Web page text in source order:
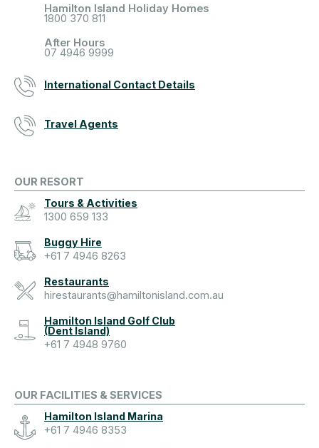
Hamilton Island Holiday Homes
1800 370 811
After Hours
07 4946 9999
International Contact Details
Travel Agents
OUR RESORT
Tours & Activities
1300 659 133
Buggy Hire
+61 7 4946 8263
Restaurants
hirestaurants@hamiltonisland.com.au
Hamilton Island Golf Club
(Dent Island)
+61 7 4948 9760
OUR FACILITIES & SERVICES
Hamilton Island Marina
+61 7 4946 8353